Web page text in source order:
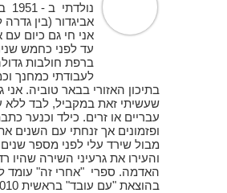
אביגדור (בין גדרה
אני חי גם כיום עם
עד לפני כחמש
ברפת חולבות
לעבודתי כמחנך
בתיכון האזורי בבאר טוביה. אני
שעשיתי זאת במקביל, לבד ללא
עבריים או זרים. כילד וכנער
ופזמונים אך זנחתי עם השנים
מבול שירד עלי לפני מספר
והעירו את גרעיני השירה שהיו
האדמה. ספרי "אחרי זה" עומד
בהוצאת "עם עובד" בראשית 2010